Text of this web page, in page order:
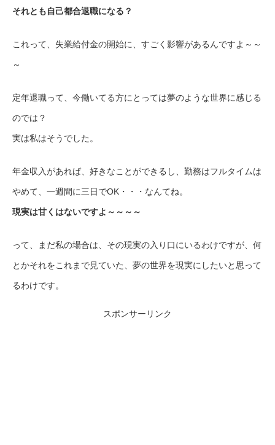
それとも自己都合退職になる？
これって、失業給付金の開始に、すごく影響があるんですよ～～
～
定年退職って、今働いてる方にとっては夢のような世界に感じる
のでは？
実は私はそうでした。
年金収入があれば、好きなことができるし、勤務はフルタイムは
やめて、一週間に三日でOK・・・なんてね。
現実は甘くはないですよ～～～～
って、まだ私の場合は、その現実の入り口にいるわけですが、何
とかそれをこれまで見ていた、夢の世界を現実にしたいと思って
るわけです。
スポンサーリンク